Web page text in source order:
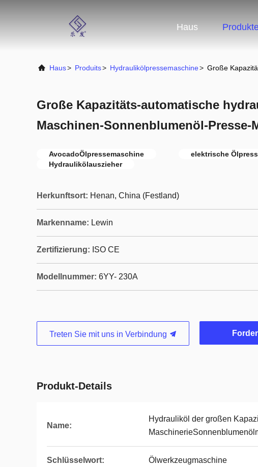
Haus
Haus> Produits> Hydraulikölpressemaschine> Große
Große Kapazitäts-automatische
Maschinen-Sonnenblumenöl-Presse-
AvocadoÖlpressemaschine
elektrische
Hydraulikölauszieher
Herkunftsort: Henan, China (Festland)
Markenname: Lewin
Zertifizierung: ISO CE
Modellnummer: 6YY- 230A
Treten Sie mit uns in Verbindung
Produkt-Details
Name:
Hydrauliköl der großen
Schlüsselwort: Ölwerkzeugmaschine